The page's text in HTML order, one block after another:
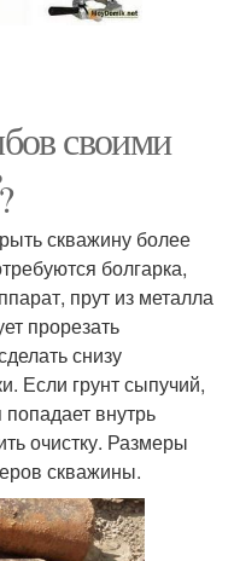
своими
скважину более
болгарка,
прут из металла
прорезать
снизу
Если грунт сыпучий,
внутрь
очистку. Размеры
скважины.